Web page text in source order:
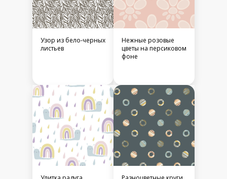
Узор из бело-черных
листьев
Нежные розовые
цветы на персиковом
фоне